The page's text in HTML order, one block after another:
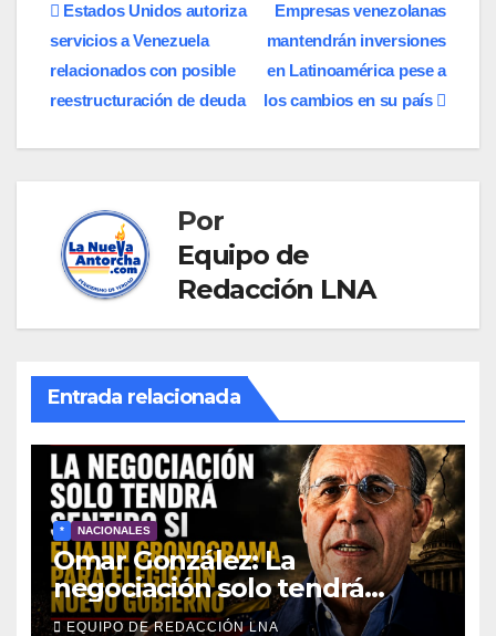
Navegación
de
entradas
Empresas venezolanas
mantendrán inversiones
en Latinoamérica pese a
los cambios en su país
Estados Unidos autoriza
servicios a Venezuela
relacionados con posible
reestructuración de deuda
Por
Equipo de
Redacción LNA
Entrada relacionada
* NACIONALES
Omar González: La
negociación solo tendrá
sentido si fija un cronograma
EQUIPO DE REDACCIÓN LNA